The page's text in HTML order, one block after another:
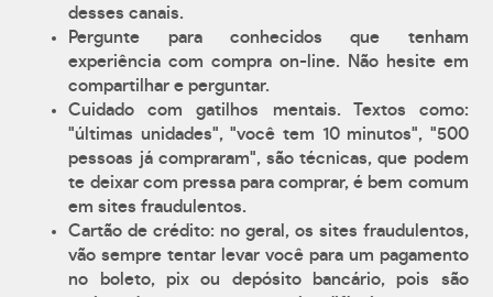
desses canais.
Pergunte para conhecidos que tenham
experiência com compra on-line. Não hesite em
compartilhar e perguntar.
Cuidado com gatilhos mentais. Textos como:
"últimas unidades", "você tem 10 minutos", "500
pessoas já compraram", são técnicas, que podem
te deixar com pressa para comprar, é bem comum
em sites fraudulentos.
Cartão de crédito: no geral, os sites fraudulentos,
vão sempre tentar levar você para um pagamento
no boleto, pix ou depósito bancário, pois são